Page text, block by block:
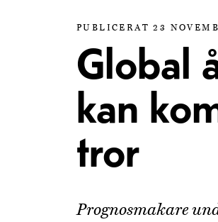
PUBLICERAT 23
Global
kan
tror
Prognosmakare